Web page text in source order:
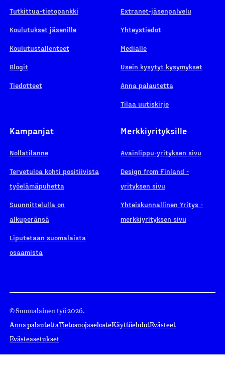
Tutkittua-tietopankki
Koulutukset jäsenille
Koulutustallenteet
Blogit
Tiedotteet
Extranet-jäsenpalvelu
Yhteystiedot
Medialle
Usein kysytyt kysymykset
Anna palautetta
Tilaa uutiskirje
Kampanjat
Nollatilanne
Tervetuloa kohti positiivista
työelämäpuhetta
Suunnittelulla on
alkuperänsä
Liputetaan suomalaista
osaamista
Merkkiyrityksille
Avainlippu-yrityksen sivu
Design from Finland -
yrityksen sivu
Yhteiskunnallinen Yritys -
merkkiyrityksen sivu
© Suomalainen työ 2026.
Anna palautettaTietosuojaselosteKäyttöehdotEvästeet
Evästeasetukset